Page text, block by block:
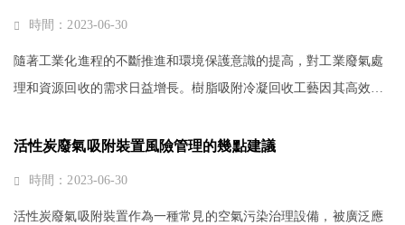
時間：2023-06-30
隨著工業化進程的不斷推進和環境保護意識的提高，對工業廢氣處
理和資源回收的需求日益增長。樹脂吸附冷凝回收工藝因其高效、
樹脂吸附冷凝回收工藝的基本···
活性炭廢氣吸附裝置風險管理的幾點建議
時間：2023-06-30
活性炭廢氣吸附裝置作為一種常見的空氣污染治理設備，被廣泛應